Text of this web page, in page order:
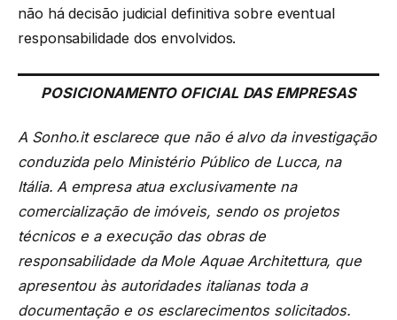
não há decisão judicial definitiva sobre eventual
responsabilidade dos envolvidos.
POSICIONAMENTO OFICIAL DAS EMPRESAS
A Sonho.it esclarece que não é alvo da investigação
conduzida pelo Ministério Público de Lucca, na
Itália. A empresa atua exclusivamente na
comercialização de imóveis, sendo os projetos
técnicos e a execução das obras de
responsabilidade da Mole Aquae Architettura, que
apresentou às autoridades italianas toda a
documentação e os esclarecimentos solicitados.